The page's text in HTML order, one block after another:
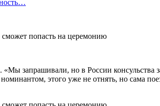
запрашивали, но в России
номинантом, этого уже не отнять, но сама